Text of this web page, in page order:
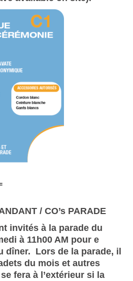
/ CO’s PARADE
invités à la parade du
à 11h00 AM pour e
dîner. Lors de la parade, il
du mois et autres
fera à l’extérieur si la